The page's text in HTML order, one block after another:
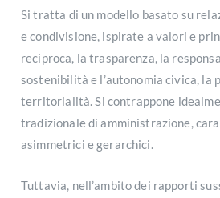
Si tratta di un modello basato su
e condivisione, ispirate a valori e
reciproca, la trasparenza, la
sostenibilità e l’autonomia civica, la
territorialità. Si contrappone
tradizionale di amministrazione,
asimmetrici e gerarchici.
Tuttavia, nell’ambito dei rapporti